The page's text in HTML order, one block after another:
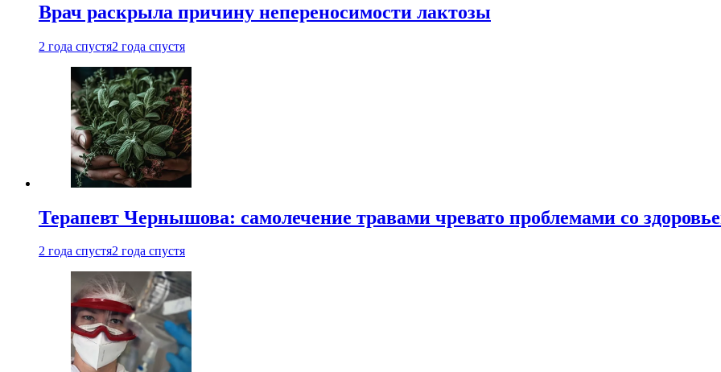
Врач раскрыла причину непереносимости лактозы
2 года спустя2 года спустя
Терапевт Чернышова: самолечение травами чревато проблемами со
2 года спустя2 года спустя